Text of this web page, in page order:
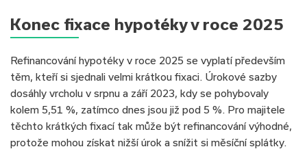
Konec fixace hypotéky v roce 2025
Refinancování hypotéky v roce 2025 se vyplatí především
těm, kteří si sjednali velmi krátkou fixaci. Úrokové sazby
dosáhly vrcholu v srpnu a září 2023, kdy se pohybovaly
kolem 5,51 %, zatímco dnes jsou již pod 5 %. Pro majitele
těchto krátkých fixací tak může být refinancování výhodné,
protože mohou získat nižší úrok a snížit si měsíční splátky.